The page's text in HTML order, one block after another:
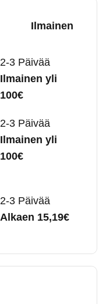
Ilmainen
2-3 Päivää
Ilmainen yli
100€
2-3 Päivää
Ilmainen yli
100€
2-3 Päivää
Alkaen 15,19€